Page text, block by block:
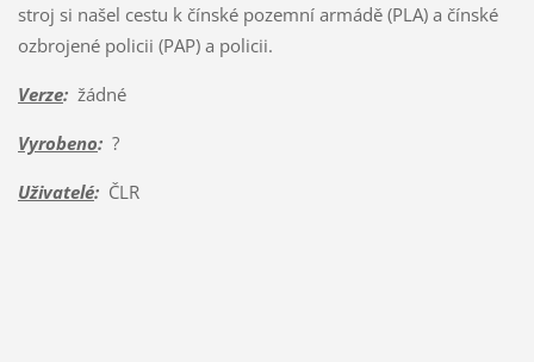
stroj si našel cestu k čínské pozemní armádě (PLA) a čínské
ozbrojené policii (PAP) a policii.
Verze:žádné
Vyrobeno:?
Uživatelé:ČLR